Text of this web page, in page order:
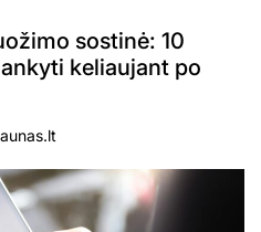
sostinė: 10
keliaujant po